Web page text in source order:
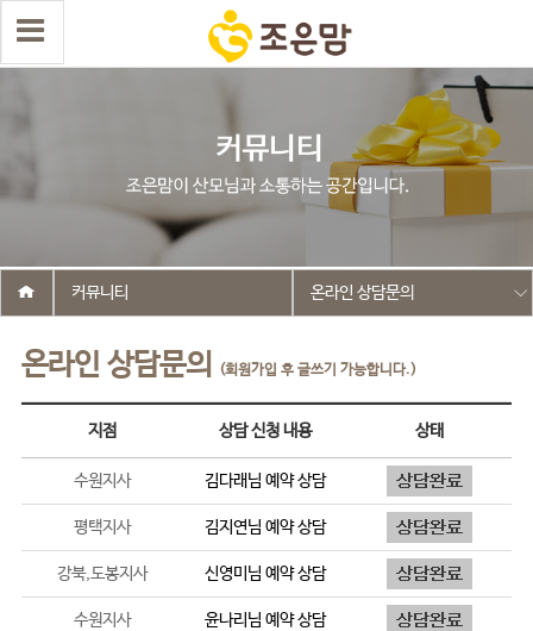
온라인 상담문의 (회원가입 후 글쓰기 가능합니다.)
커뮤니티 온라인 상담문의
지점 상담 신청 내용 상태
수원지사 김다래님 예약 상담
평택지사 김지연님 예약 상담
강북,도봉지사 신영미 님 예약 상담
수원지사 윤나리 님 예약 상담